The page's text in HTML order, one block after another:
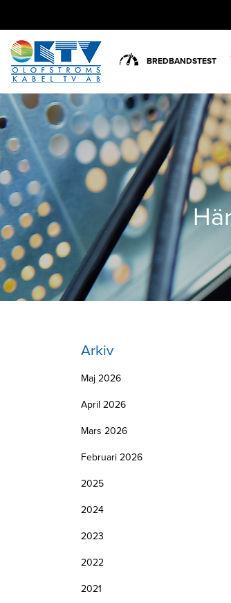
BREDBANDSTEST
Arkiv
Maj 2026
April 2026
Mars 2026
Februari 2026
2025
2024
2023
2022
2021